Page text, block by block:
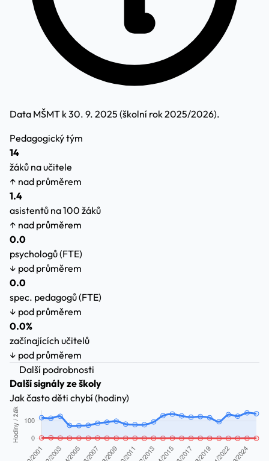
Data MŠMT k 30. 9. 2025 (školní rok 2025/2026).
Pedagogický tým
14
žáků na učitele
↑ nad průměrem
1.4
asistentů na 100 žáků
↑ nad průměrem
0.0
psychologů (FTE)
↓ pod průměrem
0.0
spec. pedagogů (FTE)
↓ pod průměrem
0.0%
začínajících učitelů
↓ pod průměrem
Další podrobnosti
Další signály ze školy
Jak často děti chybí (hodiny)